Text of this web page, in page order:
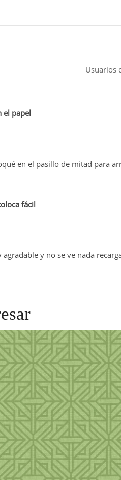
Usuarios
el papel
en el pasillo de mitad para
fácil
y no se ve nada